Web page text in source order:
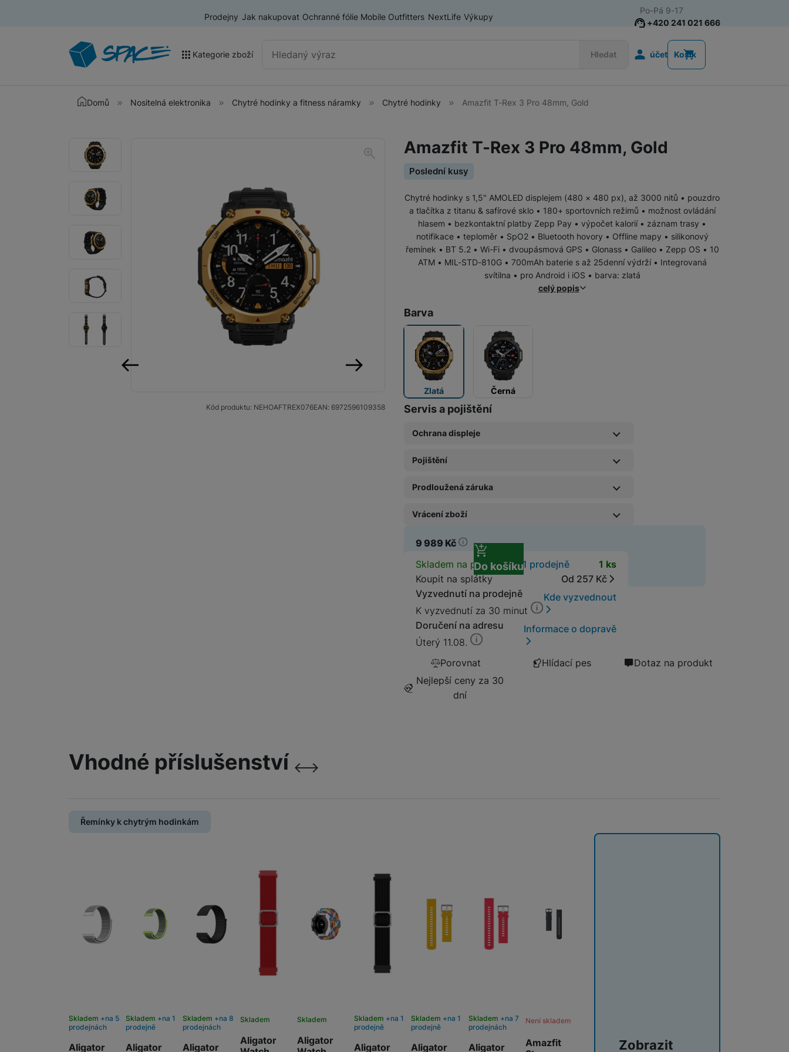
Prodejny Jak nakupovat Ochranné fólie Mobile Outfitters NextLife Výkupy
Vyhledávání Hledat
Kategorie zboží
Akce a výprodej
Nositelná elektronika
Chytré hodinky a fitness
Fitness náramky
Televize
Audio
Tablety
Smart
Počítače a notebooky
+420 241 021 666
Po-Pá 9-17
Uživatelská
účet Košík
Domů Nositelná elektronika Chytré hodinky a fitness náramky Chytré hodinky Amazfit T-Rex 3 Pro 48mm, Gold
Amazfit T-Rex 3 Pro 48mm, Gold
Poslední kusy
Chytré hodinky s 1,5" AMOLED displejem (480 × 480 px), až 3000 nitů • pouzdro
a tlačítka z titanu & safírové sklo • 180+ sportovních režimů • možnost ovládání
hlasem • bezkontaktní platby Zepp Pay • výpočet kalorií • záznam trasy •
notifikace • teploměr • SpO2 • Bluetooth hovory • Offline mapy • silikonový
řemínek • BT 5.2 • Wi-Fi • dvoupásmová GPS • Glonass • Galileo • Zepp OS • 10
ATM • MIL-STD-810G • 700mAh baterie s až 25denní výdrží • Integrovaná
svítilna • pro Android i iOS • barva: zlatá
celý popis
Barva
Zlatá Černá
Servis a pojištění
Ochrana displeje
Základní fólie (Neviditelná ochrana displeje)
Ochranná fólie Original chrání displej i tělo
Pojištění
Pojištění Space care 1 rok
Pojištění kryje náhodné poškození výrobku, krádež nebo
Pojištění Space care 2 roky
Prodloužená záruka
Prodloužená záruka 1 rok
Prodloužená záruka kryje vady zařízení nad rámec zákonné
Vrácení zboží
Prodloužená možnost vrácení zboží
9 989 Kč
Do košíku
Dostupnost
Skladem na prodejněna 1 prodejně
1 ks
Koupit na splátky
Od 257 Kč
Vyzvednutí na prodejně
K vyzvednutí za 30 minut
Kde vyzvednout
Doručení na adresu
Úterý 11.08.
Informace o dopravě
Porovnat Hlídací pes
Dotaz na produkt
Nejlepší ceny za 30
dní
Fotografie
Kód produktu: NEHOAFTREX076EAN: 6972596109358
Vhodné příslušenství
Řemínky k chytrým hodinkám
Aligator
Skladem
na 5
prodejnách
Aligator
Skladem
na 1
prodejně
Aligator
Skladem
na 8
prodejnách
Aligator
Skladem
Aligator
Skladem
Aligator
Skladem
na 1
prodejně
Aligator
Skladem
na 1
prodejně
Aligator
Skladem
na 7
prodejnách
Amazfit
Není skladem
Zobrazit